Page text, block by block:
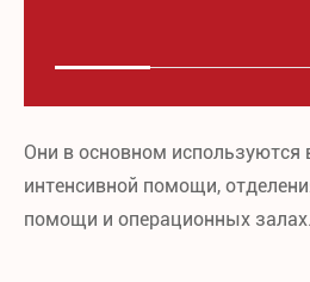
Они в основном используются
интенсивной помощи,
помощи и операционных залах.